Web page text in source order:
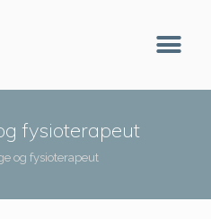
fysioterapeut
og fysioterapeut